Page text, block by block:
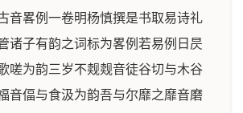
音畧例一卷明杨慎撰是书取易诗礼
诸子有韵之词标为畧例若易例日昃
嗟为韵三岁不觌觌音徒谷切与木谷
音偪与食汲为韵吾与尔靡之靡音磨